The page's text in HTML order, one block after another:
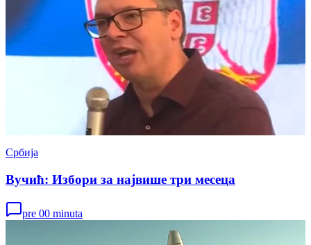
Србија
Вучић: Избори за највише три месеца
pre 00 minuta